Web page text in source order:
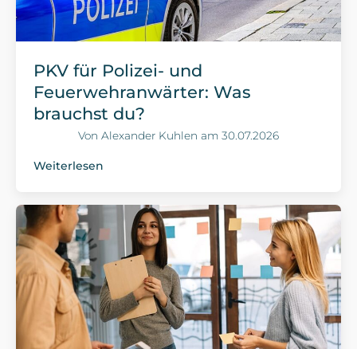
PKV für Polizei- und
Feuerwehranwärter: Was
brauchst du?
Von Alexander Kuhlen am 30.07.2026
Weiterlesen